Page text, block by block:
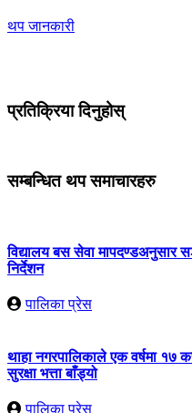
थप जानकारी
प्रतिक्रिया दिनुहोस्
सम्बन्धित थप समाचारहरु
विद्यालय बस सेवा मापदण्डअनुसार
निर्देशन
पालिका प्रेस
थाहा नगरपालिकाले एक वर्षमा १७
सुरक्षा भत्ता बाँड्यो
पालिका प्रेस